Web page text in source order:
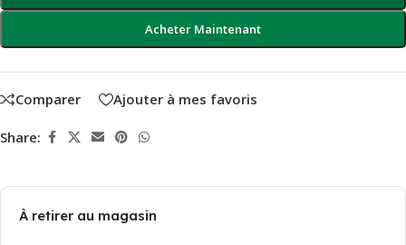
Acheter Maintenant
Comparer Ajouter à mes favoris
Share:
À retirer au magasin